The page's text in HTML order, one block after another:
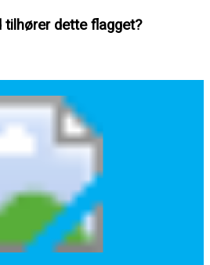
tilhører dette flagget?